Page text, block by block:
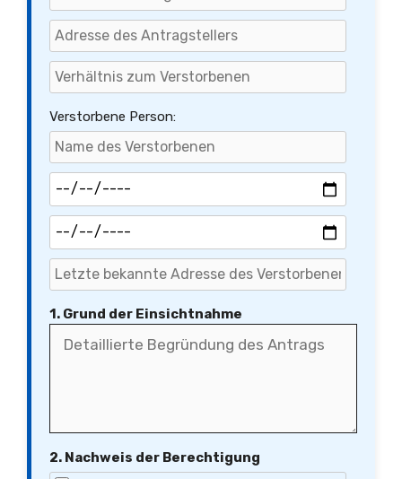
Verstorbene Person:
1. Grund der Einsichtnahme
2. Nachweis der Berechtigung